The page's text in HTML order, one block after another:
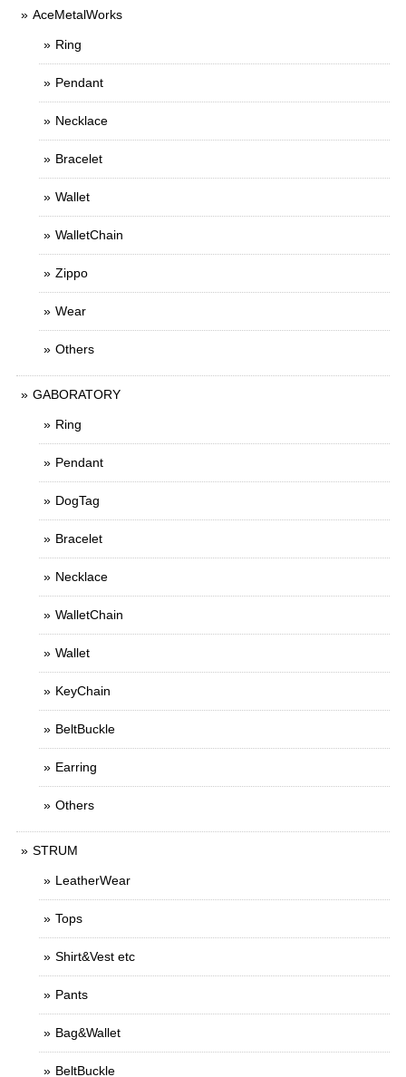
AceMetalWorks
Ring
Pendant
Necklace
Bracelet
Wallet
WalletChain
Zippo
Wear
Others
GABORATORY
Ring
Pendant
DogTag
Bracelet
Necklace
WalletChain
Wallet
KeyChain
BeltBuckle
Earring
Others
STRUM
LeatherWear
Tops
Shirt&Vest etc
Pants
Bag&Wallet
BeltBuckle